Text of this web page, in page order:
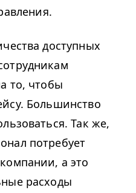
доступных
то, чтобы
Большинство
Так же,
потребует
а это
расходы